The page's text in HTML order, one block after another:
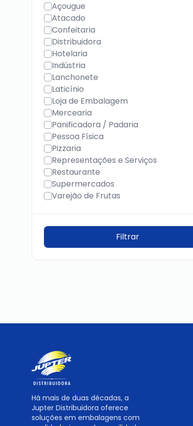
Açougue
Atacado
Confeitaria
Distribuidora
Hotelaria
Indústria
Lanchonete
Laticínio
Loja de Embalagem
Mercearia
Panificadora / Padaria
Pessoa Física
Pizzaria
Representações e Serviços
Restaurante
Supermercados
Varejão de Frutas
Há mais de duas décadas, a
Jupter Distribuidora oferece
soluções em embalagens com